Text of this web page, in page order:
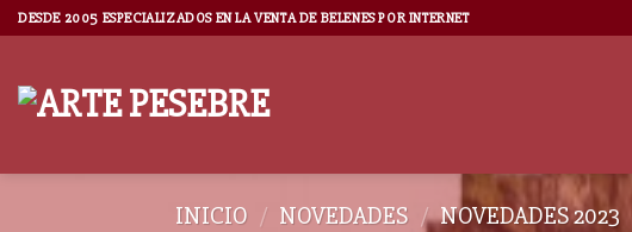
DESDE 2005 ESPECIALIZADOS EN LA VENTA DE BELENES POR INTERNET
INICIO / NOVEDADES / NOVEDADES 2023